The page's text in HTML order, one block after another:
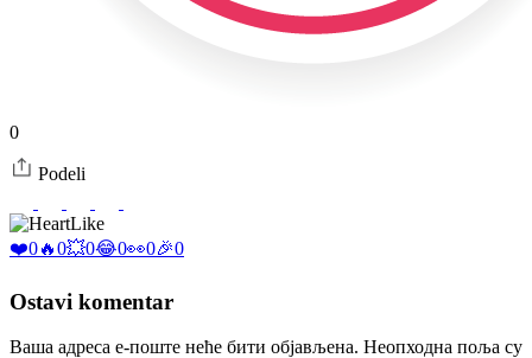
0
Podeli
Like
❤️0🔥0💥0😂0👀0🎉0
Ostavi komentar
Ваша адреса е-поште неће бити објављена. Неопходна поља су